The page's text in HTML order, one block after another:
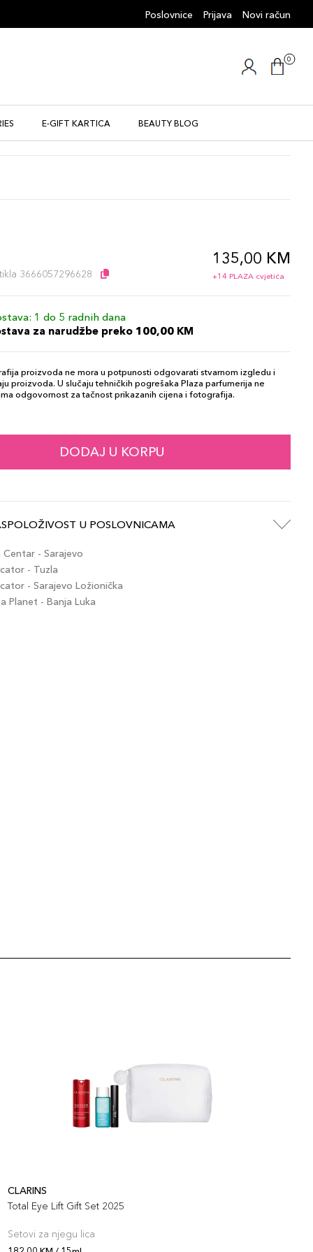
Poslovnice Prijava Novi račun
0
E-GIFT KARTICA BEAUTY BLOG
3666057296628
135,00 KM
+14 PLAZA cvjetića
1 do 5 radnih dana
za narudžbe preko 100,00 KM
proizvoda ne mora u potpunosti odgovarati stvarnom izgledu i
proizvoda. U slučaju tehničkih pogrešaka Plaza parfumerija ne
odgovornost za tačnost prikazanih cijena i fotografija.
DODAJ U KORPU
U POSLOVNICAMA
- Sarajevo
- Tuzla
- Sarajevo Ložionička
Planet - Banja Luka
CLARINS
Total Eye Lift Gift Set 2025
Setovi za njegu lica